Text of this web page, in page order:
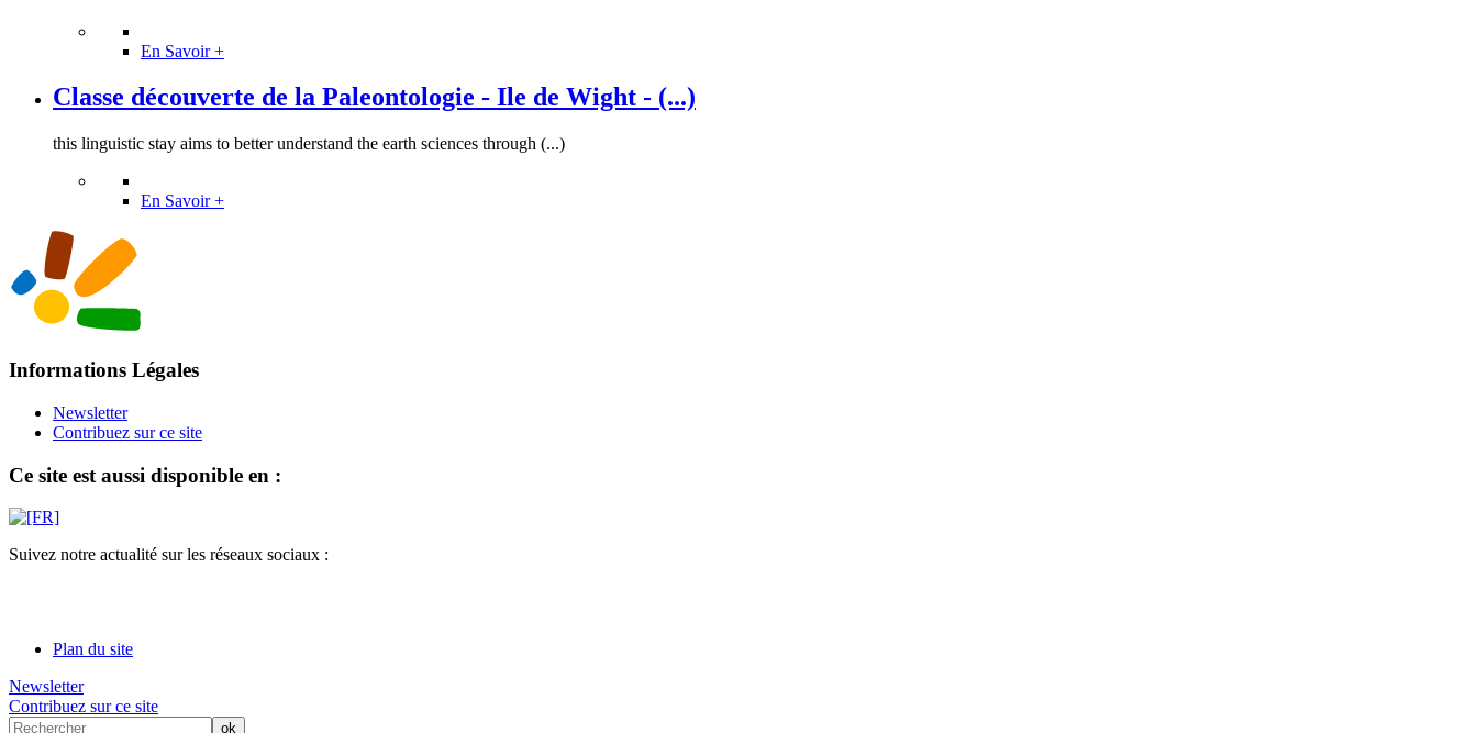
En Savoir +
Classe découverte de la Paleontologie - Ile de Wight - (...)
this linguistic stay aims to better understand the earth sciences through (...)
En Savoir +
Informations Légales
Newsletter
Contribuez sur ce site
Ce site est aussi disponible en :
Suivez notre actualité sur les réseaux sociaux :
Plan du site
Newsletter
Contribuez sur ce site